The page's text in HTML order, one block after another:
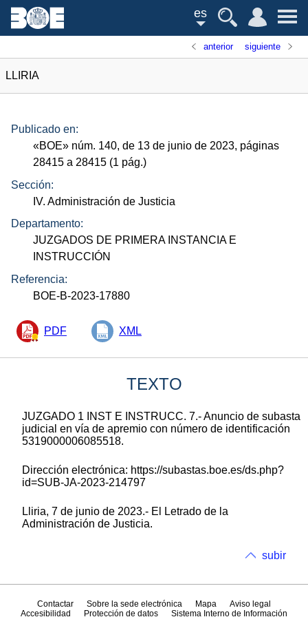
es
anterior siguiente
LLIRIA
Publicado en:
«BOE» núm. 140, de 13 de junio de 2023, páginas
28415 a 28415 (1 pág.)
Sección:
IV. Administración de Justicia
Departamento:
JUZGADOS DE PRIMERA INSTANCIA E
INSTRUCCIÓN
Referencia:
BOE-B-2023-17880
PDF XML
TEXTO
JUZGADO 1 INST E INSTRUCC. 7.- Anuncio de subasta
judicial en vía de apremio con número de identificación
5319000006085518.
Dirección electrónica: https://subastas.boe.es/ds.php?
id=SUB-JA-2023-214797
Lliria, 7 de junio de 2023.- El Letrado de la
Administración de Justicia.
subir
Contactar Sobre la sede electrónica Mapa
Aviso legal
Accesibilidad
Protección de datos Sistema Interno de Información